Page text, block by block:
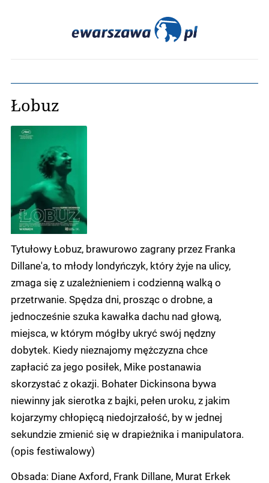
Łobuz
Tytułowy Łobuz, brawurowo zagrany przez Franka
Dillane'a, to młody londyńczyk, który żyje na ulicy,
zmaga się z uzależnieniem i codzienną walką o
przetrwanie. Spędza dni, prosząc o drobne, a
jednocześnie szuka kawałka dachu nad głową,
miejsca, w którym mógłby ukryć swój nędzny
dobytek. Kiedy nieznajomy mężczyzna chce
zapłacić za jego posiłek, Mike postanawia
skorzystać z okazji. Bohater Dickinsona bywa
niewinny jak sierotka z bajki, pełen uroku, z jakim
kojarzymy chłopięcą niedojrzałość, by w jednej
sekundzie zmienić się w drapieżnika i manipulatora.
(opis festiwalowy)
Obsada: Diane Axford, Frank Dillane, Murat Erkek